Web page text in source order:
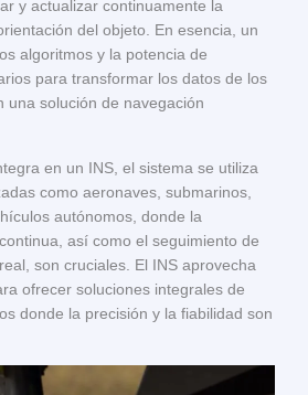
y actualizar continuamente la
del objeto. En esencia, un
algoritmos y la potencia de
para transformar los datos de los
una solución de navegación
en un INS, el sistema se utiliza
como aeronaves, submarinos,
autónomos, donde la
así como el seguimiento de
son cruciales. El INS aprovecha
ofrecer soluciones integrales de
donde la precisión y la fiabilidad son